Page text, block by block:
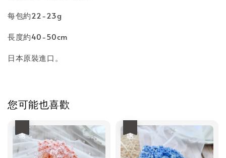
每包約22-23g
長度約40-50cm
日本原裝進口。
您可能也喜歡